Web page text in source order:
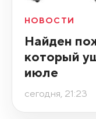
НОВОСТИ
Найден
который
июле
сегодня, 21:23